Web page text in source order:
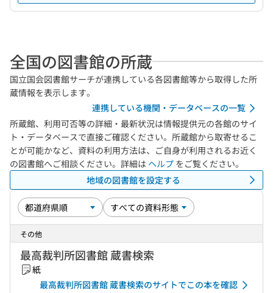
全国の図書館の所蔵
国立国会図書館サーチが連携している各図書館等から取得した所
蔵情報を表示します。
連携している機関・データベースの一覧
所蔵館、利用可否等の詳細・最新状況は情報提供元の各館のサイ
ト・データベースで直接ご確認ください。所蔵館から取寄せるこ
とが可能かなど、資料の利用方法は、ご自身が利用されるお近く
の図書館へご相談ください。詳細は ヘルプ をご覧ください。
地域の図書館を設定する
その他
最高裁判所図書館 蔵書検索
紙
最高裁判所図書館 蔵書検索のサイトでこの本を確認